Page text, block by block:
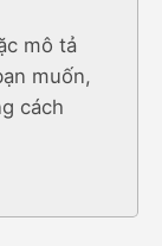
mô tả
muốn,
cách